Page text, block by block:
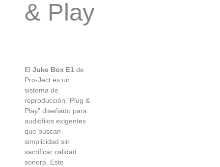
& Play
El Juke Box E1 de
Pro-Ject es un
sistema de
reproducción “Plug &
Play” diseñado para
audiófilos exigentes
que buscan
simplicidad sin
sacrificar calidad
sonora. Este